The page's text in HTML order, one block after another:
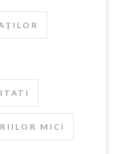
MICI